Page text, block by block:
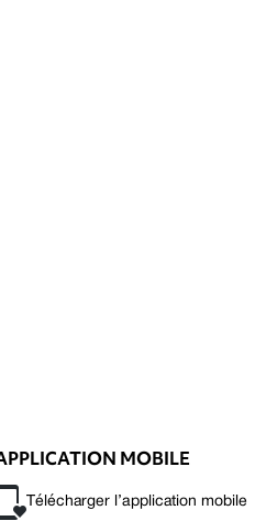
MOBILE
Télécharger l’application mobile